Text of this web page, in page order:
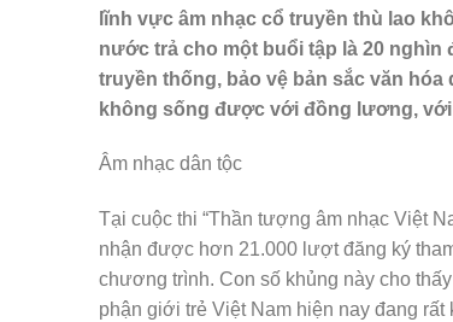
lĩnh vực âm nhạc cổ truyền thù lao
nước trả cho một buổi tập là 20 nghìn
truyền thống, bảo vệ bản sắc văn
không sống được với đồng lương,
Âm nhạc dân tộc
Tại cuộc thi “Thần tượng âm nhạc Việt
nhận được hơn 21.000 lượt đăng ký
chương trình. Con số khủng này cho
phận giới trẻ Việt Nam hiện nay đang